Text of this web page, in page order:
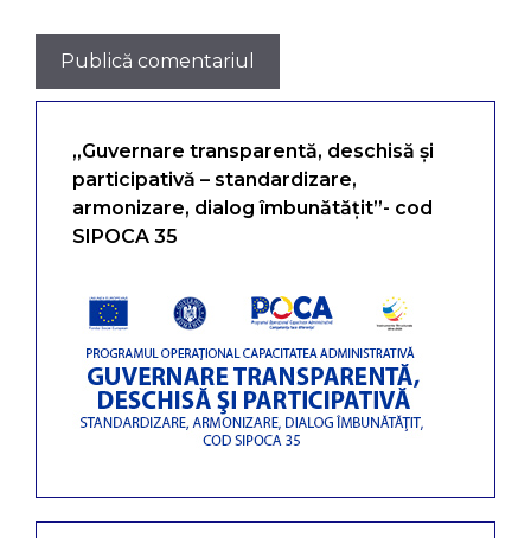
„Guvernare transparentă, deschisă și
participativă – standardizare,
armonizare, dialog îmbunătățit”- cod
SIPOCA 35